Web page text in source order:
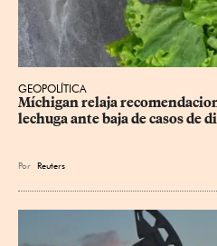
GEOPOLÍTICA
Míchigan relaja
lechuga ante baja de casos de
Por Reuters